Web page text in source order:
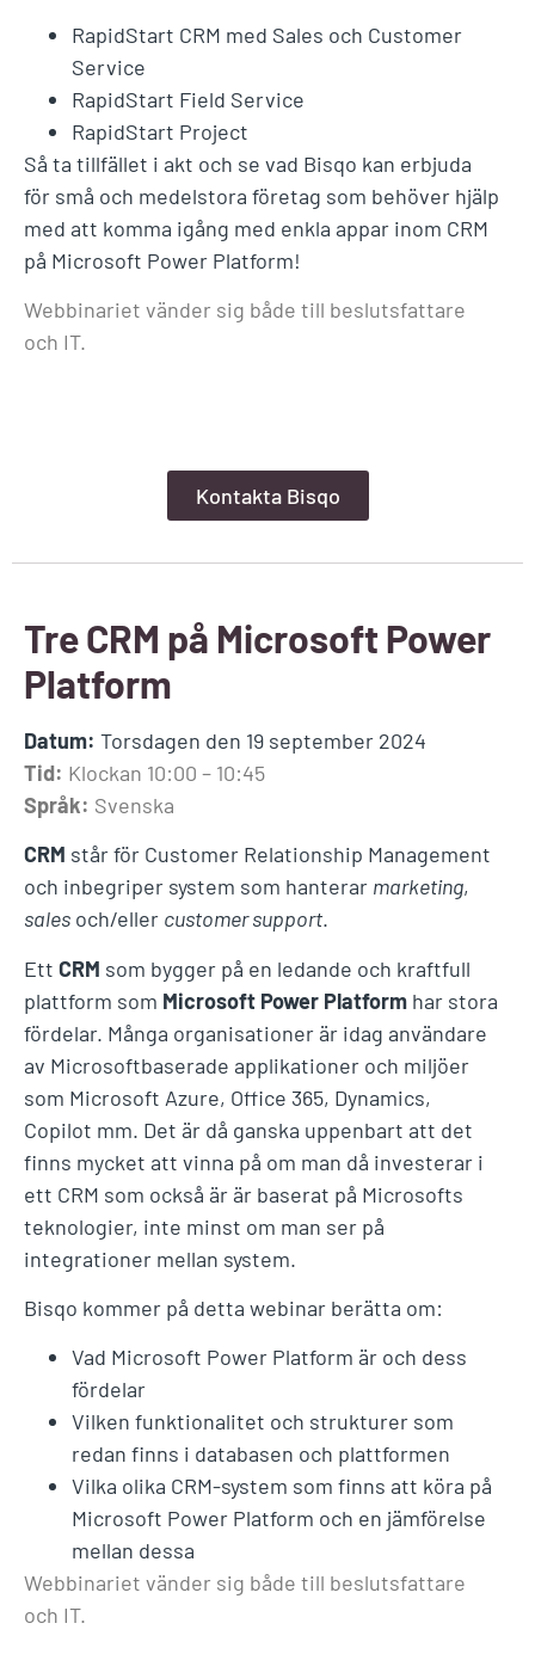
RapidStart CRM med Sales och Customer
Service
RapidStart Field Service
RapidStart Project
Så ta tillfället i akt och se vad Bisqo kan erbjuda
för små och medelstora företag som behöver hjälp
med att komma igång med enkla appar inom CRM
på Microsoft Power Platform!
Webbinariet vänder sig både till beslutsfattare
och IT.
Kontakta Bisqo
Tre CRM på Microsoft Power
Platform
Datum: Torsdagen den 19 september 2024
Tid: Klockan 10:00 – 10:45
Språk: Svenska
CRM står för Customer Relationship Management
och inbegriper system som hanterar marketing,
sales och/eller customer support.
Ett CRM som bygger på en ledande och kraftfull
plattform som Microsoft Power Platform har stora
fördelar. Många organisationer är idag användare
av Microsoftbaserade applikationer och miljöer
som Microsoft Azure, Office 365, Dynamics,
Copilot mm. Det är då ganska uppenbart att det
finns mycket att vinna på om man då investerar i
ett CRM som också är är baserat på Microsofts
teknologier, inte minst om man ser på
integrationer mellan system.
Bisqo kommer på detta webinar berätta om:
Vad Microsoft Power Platform är och dess
fördelar
Vilken funktionalitet och strukturer som
redan finns i databasen och plattformen
Vilka olika CRM-system som finns att köra på
Microsoft Power Platform och en jämförelse
mellan dessa
Webbinariet vänder sig både till beslutsfattare
och IT.